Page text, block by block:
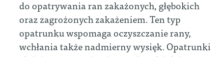
do opatrywania ran zakażonych, głębokich
oraz zagrożonych zakażeniem. Ten typ
opatrunku wspomaga oczyszczanie rany,
wchłania także nadmierny wysięk. Opatrunki